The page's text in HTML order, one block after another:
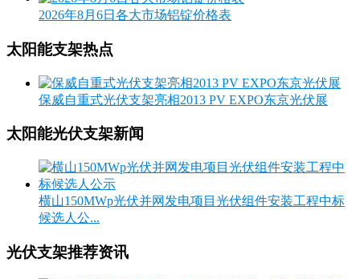
2026年8月6日各大市场铝锭价格表
太阳能支架热点
保威自重式光伏支架亮相2013 PV EXPO东京光伏展
太阳能光伏支架新闻
横山150MWp光伏并网发电项目光伏组件安装工程中标
候选人公...
光伏支架推荐资讯